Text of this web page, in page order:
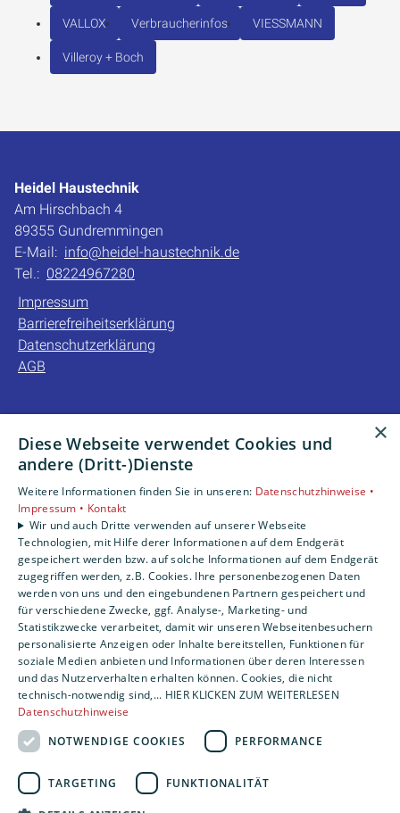
VALLOX Verbraucherinfos VIESSMANN
Villeroy + Boch
Heidel Haustechnik
Am Hirschbach 4
89355 Gundremmingen
E-Mail: info@heidel-haustechnik.de
Tel.: 08224967280
Impressum
Barrierefreiheitserklärung
Datenschutzerklärung
AGB
Privatkunden
Gewerbekunden
Karriere
Unternehmen
Kontakt
×
Diese Webseite verwendet Cookies und
andere (Dritt-)Dienste
Weitere Informationen finden Sie in unseren: Datenschutzhinweise •
Impressum • Kontakt
Wir und auch Dritte verwenden auf unserer Webseite
Technologien, mit Hilfe derer Informationen auf dem Endgerät
gespeichert werden bzw. auf solche Informationen auf dem Endgerät
zugegriffen werden, z.B. Cookies. Ihre personenbezogenen Daten
werden von uns und den eingebundenen Partnern gespeichert und
für verschiedene Zwecke, ggf. Analyse-, Marketing- und
Statistikzwecke verarbeitet, damit wir unseren Webseitenbesuchern
personalisierte Anzeigen oder Inhalte bereitstellen, Funktionen für
soziale Medien anbieten und Informationen über deren Interessen
und das Nutzerverhalten erhalten können. Cookies, die nicht
technisch-notwendig sind,... HIER KLICKEN ZUM WEITERLESEN
Datenschutzhinweise
NOTWENDIGE COOKIES
PERFORMANCE
TARGETING FUNKTIONALITÄT